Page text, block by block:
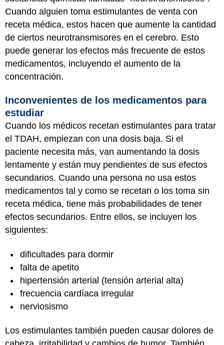
Cuando alguien toma estimulantes de venta con
receta médica, estos hacen que aumente la cantidad
de ciertos neurotransmisores en el cerebro. Esto
puede generar los efectos más frecuente de estos
medicamentos, incluyendo el aumento de la
concentración.
Inconvenientes de los medicamentos para
estudiar
Cuando los médicos recetan estimulantes para tratar
el TDAH, empiezan con una dosis baja. Si el
paciente necesita más, van aumentando la dosis
lentamente y están muy pendientes de sus efectos
secundarios. Cuando una persona no usa estos
medicamentos tal y como se recetan o los toma sin
receta médica, tiene más probabilidades de tener
efectos secundarios. Entre ellos, se incluyen los
siguientes:
dificultades para dormir
falta de apetito
hipertensión arterial (tensión arterial alta)
frecuencia cardíaca irregular
nerviosismo
Los estimulantes también pueden causar dolores de